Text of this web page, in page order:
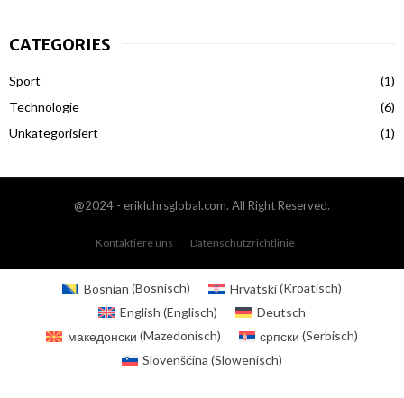
c
f
o
:
CATEGORIES
Sport
(1)
Technologie
(6)
Unkategorisiert
(1)
@2024 - erikluhrsglobal.com. All Right Reserved.
Kontaktiere uns Datenschutzrichtlinie
Bosnian (Bosnisch) Hrvatski(Kroatisch)
English (Englisch)
Deutsch
македонски (Mazedonisch) српски (Serbisch)
Slovenščina (Slowenisch)